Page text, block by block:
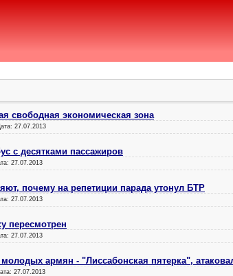
свободная экономическая зона
27.07.2013
с десятками пассажиров
27.07.2013
почему на репетиции парада утонул БТР
27.07.2013
пересмотрен
27.07.2013
молодых армян - "Лиссабонская пятерка",
27.07.2013